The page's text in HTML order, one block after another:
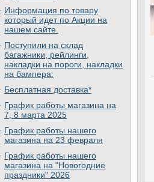
Информация по товару
который идет по Акции на
нашем сайте.
Поступили на склад
багажники, рейлинги,
накладки на пороги, накладки
на бампера.
Бесплатная доставка*
График работы магазина на
7, 8 марта 2025
График работы нашего
магазина на 23 февраля
График работы нашего
магазина на "Новогодние
праздники" 2026